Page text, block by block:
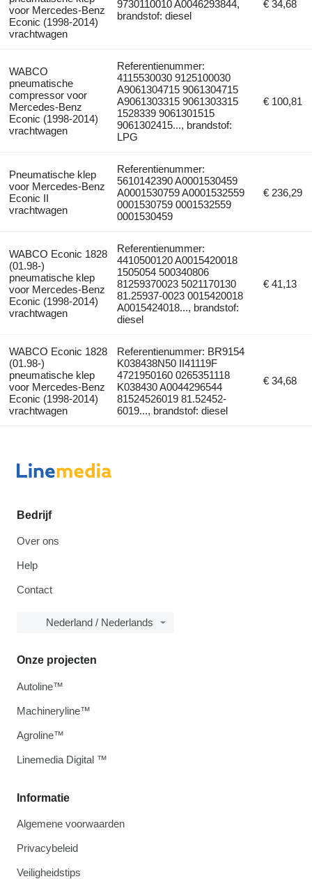
voor Mercedes-Benz
Econic (1998-2014)
vrachtwagen
9730110010 A0046293844,
brandstof: diesel
€ 34,68
WABCO
pneumatische
compressor voor
Mercedes-Benz
Econic (1998-2014)
vrachtwagen
Referentienummer:
4115530030 9125100030
A9061304715 9061304715
A9061303315 9061303315
1528339 9061301515
9061302415..., brandstof:
LPG
€ 100,81
Pneumatische klep
voor Mercedes-Benz
Econic II
vrachtwagen
Referentienummer:
5610142390 A0001530459
A0001530759 A0001532559
0001530759 0001532559
0001530459
€ 236,29
WABCO Econic 1828
(01.98-)
pneumatische klep
voor Mercedes-Benz
Econic (1998-2014)
vrachtwagen
Referentienummer:
4410500120 A0015420018
1505054 500340806
81259370023 5021170130
81.25937-0023 0015420018
A0015424018..., brandstof:
diesel
€ 41,13
WABCO Econic 1828
(01.98-)
pneumatische klep
voor Mercedes-Benz
Econic (1998-2014)
vrachtwagen
Referentienummer: BR9154
K038438N50 II41119F
4721950160 0265351118
K038430 A0044296544
81524526019 81.52452-
6019..., brandstof: diesel
€ 34,68
Bedrijf
Over ons
Help
Contact
Nederland / Nederlands
Informatie
Algemene voorwaarden
Privacybeleid
Veiligheidstips
Onze projecten
Autoline™
Machineryline™
Agroline™
Linemedia Digital ™